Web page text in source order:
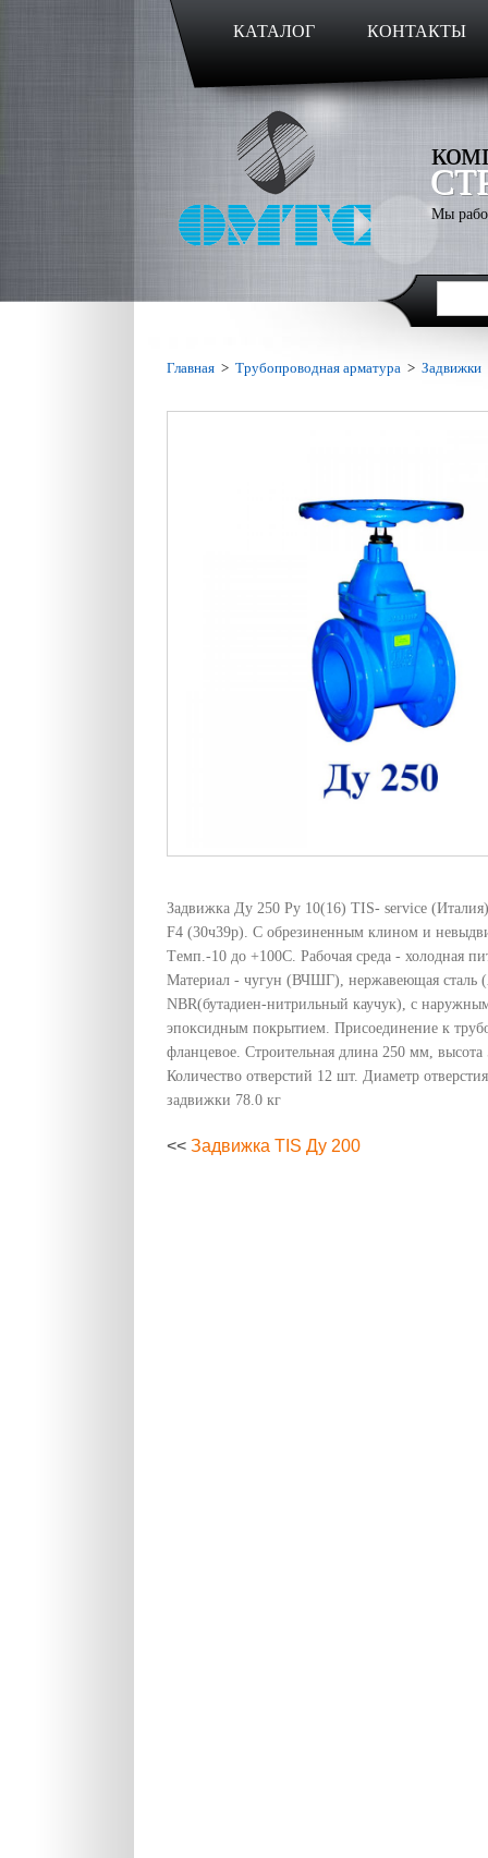
КАТАЛОГ КОНТАКТЫ
Мы
Главная > Трубопроводная арматура > Задвижки
Задвижка Ду 250 Pу 10(16) TIS- service
F4 (30ч39р). С обрезиненным клином и
Tемп.-10 до +100C. Рабочая среда - холодная
Материал - чугун (ВЧШГ), нержавеющая сталь
NBR(бутадиен-нитрильный каучук), с
эпоксидным покрытием. Присоединение к
фланцевое. Строительная длина 250 мм,
Количество отверстий 12 шт. Диаметр
задвижки 78.0 кг
<< Задвижка TIS Ду 200